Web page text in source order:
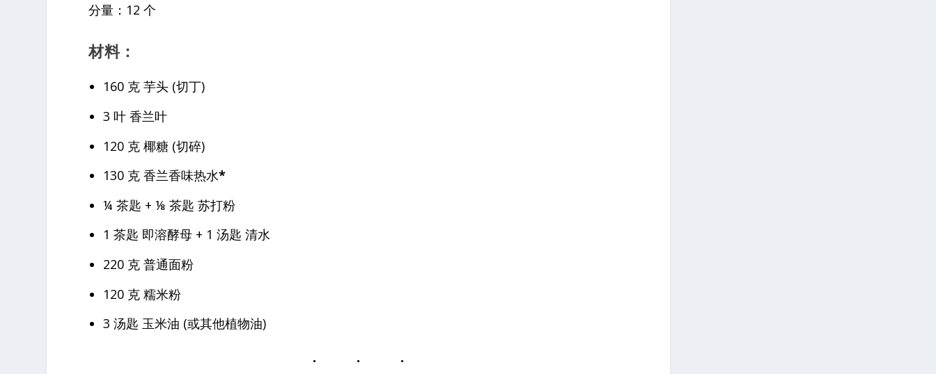
分量：12 个
材料：
160 克 芋头 (切丁)
3 叶 香兰叶
120 克 椰糖 (切碎)
130 克 香兰香味热水*
¼ 茶匙 + ⅛ 茶匙 苏打粉
1 茶匙 即溶酵母 + 1 汤匙 清水
220 克 普通面粉
120 克 糯米粉
3 汤匙 玉米油 (或其他植物油)